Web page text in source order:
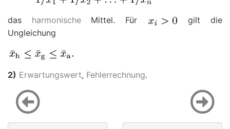
das harmonischeMittel. Für
gilt die
Ungleichung
2) Erwartungswert, Fehlerrechnung.